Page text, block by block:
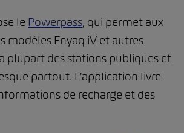
le Powerpass, qui permet aux
modèles Enyaq iV et autres
plupart des stations publiques et
partout. L’application livre
de recharge et des